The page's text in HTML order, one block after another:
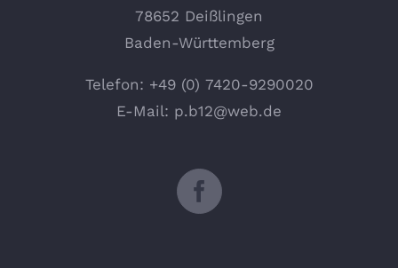
78652 Deißlingen
Baden-Württemberg
Telefon: +49 (0) 7420-9290020
E-Mail: p.b12@web.de